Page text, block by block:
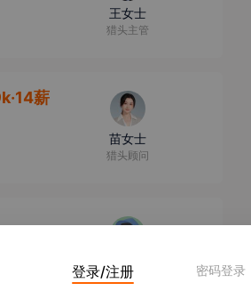
王女士
猎头主管
薪
苗女士
猎头顾问
郭先生
招聘
登录/注册 密码登录